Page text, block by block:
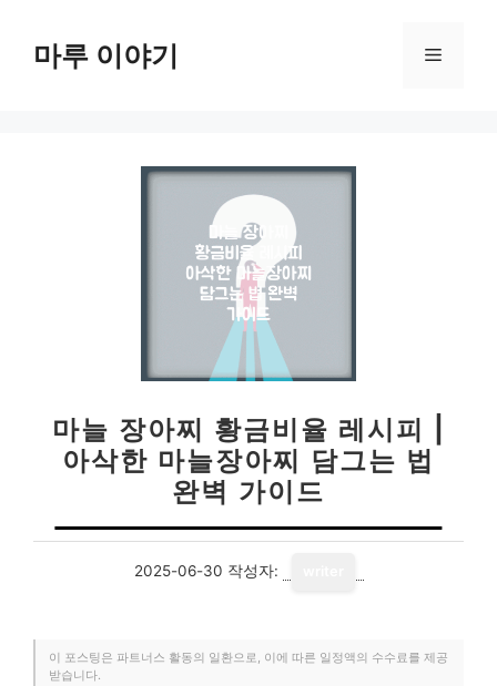
마루 이야기 메
마늘 장아찌 황금비율 레시피 |
아삭한 마늘장아찌 담그는 법
완벽 가이드
2025-06-30 작성자:
이 포스팅은 파트너스 활동의 일환으로, 이에 따른 일정액의 수수료를 제공
받습니다.